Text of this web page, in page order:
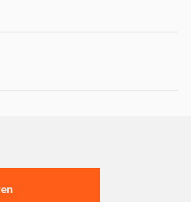
seine Energierechnungen.
bedeutet. Wir